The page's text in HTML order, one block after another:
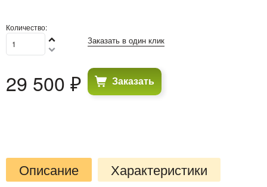
Количество:
29 500 ₽
Заказать в один клик
Заказать
Описание Характеристики